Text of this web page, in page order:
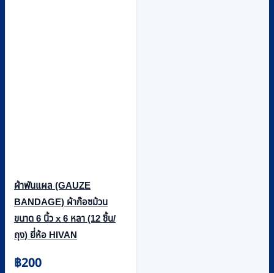
ผ้าพันแผล (GAUZE
BANDAGE) ผ้าก๊อซม้วน
ขนาด 6 นิ้ว x 6 หลา (12 ชิ้น/
ถุง) ยี่ห้อ HIVAN
฿200